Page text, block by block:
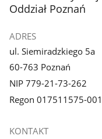
Oddział Poznań
ADRES
ul. Siemiradzkiego 5a
60-763 Poznań
NIP 779-21-73-262
Regon 017511575-
KONTAKT